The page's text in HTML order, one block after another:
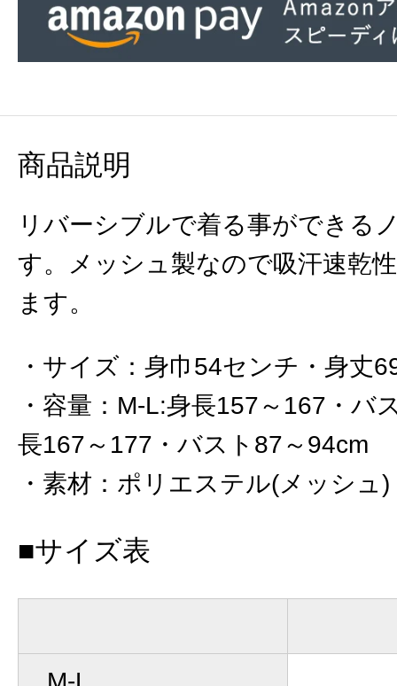
商品説明
リバーシブルで着る事ができる
す。メッシュ製なので吸汗速乾
ます。
サイズ ： 身巾54センチ・身丈
容量 ： M-L:身長157～167・バ
長167～177・バスト87～94cm
素材 ： ポリエステル(メッシュ)
■サイズ表